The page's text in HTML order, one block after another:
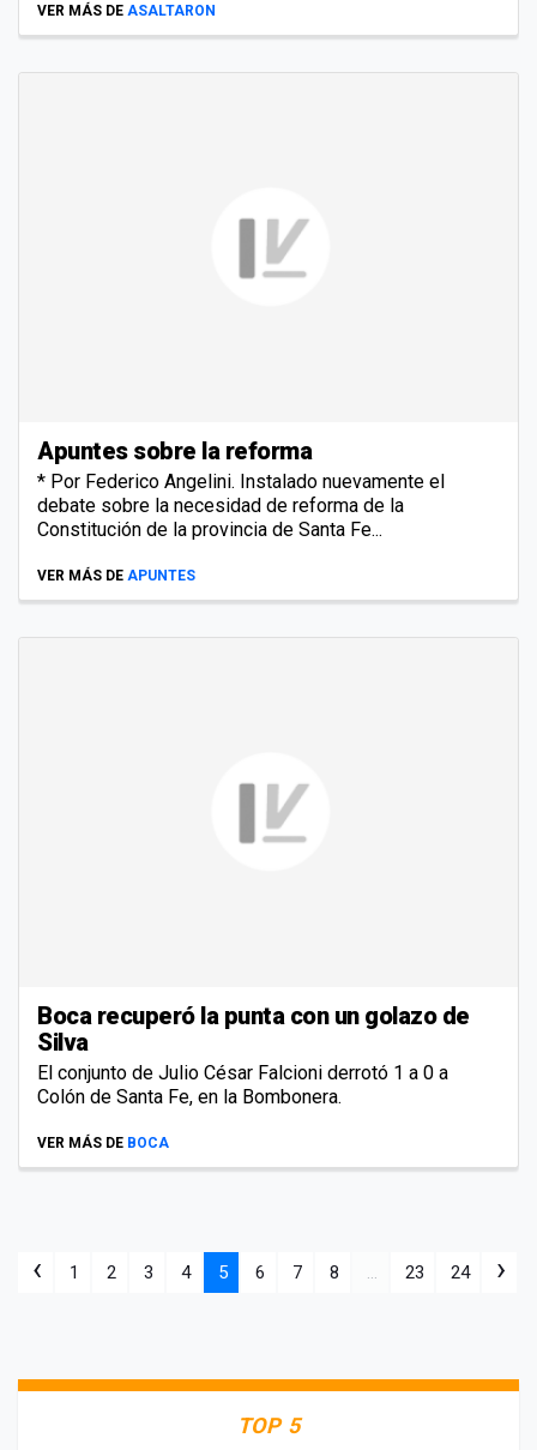
VER MÁS DE ASALTARON
Apuntes sobre la reforma
* Por Federico Angelini. Instalado nuevamente el
debate sobre la necesidad de reforma de la
Constitución de la provincia de Santa Fe...
VER MÁS DE APUNTES
Boca recuperó la punta con un golazo de
Silva
El conjunto de Julio César Falcioni derrotó 1 a 0 a
Colón de Santa Fe, en la Bombonera.
VER MÁS DE BOCA
‹ 1 2 3 4 5 6 7 8 ... 23 24 ›
TOP 5